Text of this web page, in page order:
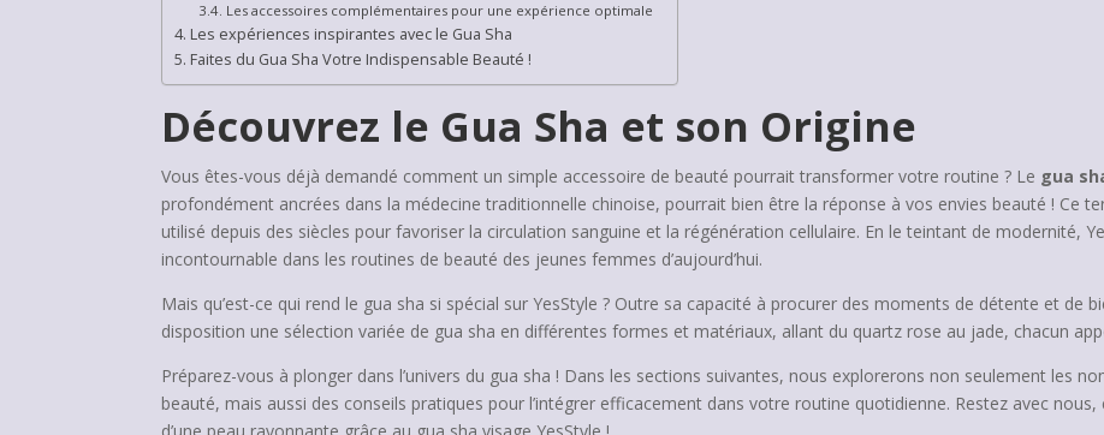
Les accessoires complémentaires pour une expérience optimale
Les expériences inspirantes avec le Gua Sha
Faites du Gua Sha Votre Indispensable Beauté !
Découvrez le Gua Sha et son Origine
Vous êtes-vous déjà demandé comment un simple accessoire de beauté pourrait transformer votre routine ? Le gua
profondément ancrées dans la médecine traditionnelle chinoise, pourrait bien être la réponse à vos envies beauté ! Ce
utilisé depuis des siècles pour favoriser la circulation sanguine et la régénération cellulaire. En le teintant de modernité,
incontournable dans les routines de beauté des jeunes femmes d’aujourd’hui.
Mais qu’est-ce qui rend le gua sha si spécial sur YesStyle ? Outre sa capacité à procurer des moments de détente et
disposition une sélection variée de gua sha en différentes formes et matériaux, allant du quartz rose au jade, chacun
Préparez-vous à plonger dans l’univers du gua sha ! Dans les sections suivantes, nous explorerons non seulement les
beauté, mais aussi des conseils pratiques pour l’intégrer efficacement dans votre routine quotidienne. Restez avec